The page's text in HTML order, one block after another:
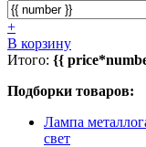
+
В корзину
Итого: {{
Подборки товаров:
Лампа
свет